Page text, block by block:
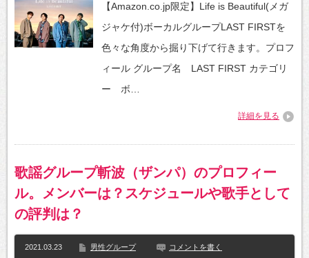
【Amazon.co.jp限定】Life is Beautiful(メガ
ジャケ付)ボーカルグループLAST FIRSTを
色々な角度から掘り下げて行きます。プロフ
ィール グループ名 LAST FIRST カテゴリ
ー ボ…
詳細を見る
歌謡グループ斬波（ザンパ）のプロフィー
ル。メンバーは？スケジュールや歌手として
の評判は？
2021.03.23 男性グループ コメントを書く